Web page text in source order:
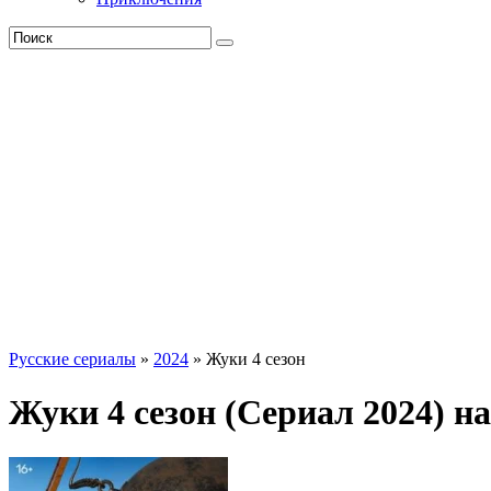
Русские сериалы » 2024 » Жуки 4 сезон
Жуки 4 сезон (Сериал 2024)